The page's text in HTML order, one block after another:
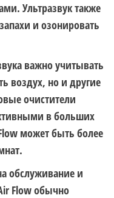
Ультразвук также
и озонировать
важно учитывать
воздух, но и другие
очистители
в больших
может быть более
обслуживание и
Flow обычно